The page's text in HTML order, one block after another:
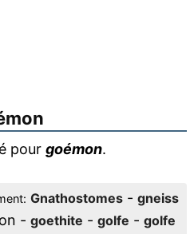
pour goémon.
Gnathostomes- gneiss
- goethite - golfe - golfe